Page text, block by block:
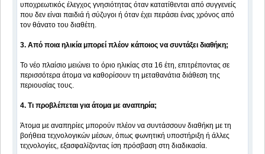
υποχρεωτικός έλεγχος γνησιότητας όταν κατατίθενται από συγγενείς
που δεν είναι παιδιά ή σύζυγοι ή όταν έχει περάσει ένας χρόνος από
τον θάνατο του διαθέτη.
3. Από ποια ηλικία μπορεί πλέον κάποιος να συντάξει διαθήκη;
Το νέο πλαίσιο μειώνει το όριο ηλικίας στα 16 έτη, επιτρέποντας σε
περισσότερα άτομα να καθορίσουν τη μεταθανάτια διάθεση της
περιουσίας τους.
4. Τι προβλέπεται για άτομα με αναπηρία;
Άτομα με αναπηρίες μπορούν πλέον να συντάσσουν διαθήκη με τη
βοήθεια τεχνολογικών μέσων, όπως φωνητική υποστήριξη ή άλλες
τεχνολογίες, εξασφαλίζοντας ίση πρόσβαση στη διαδικασία.